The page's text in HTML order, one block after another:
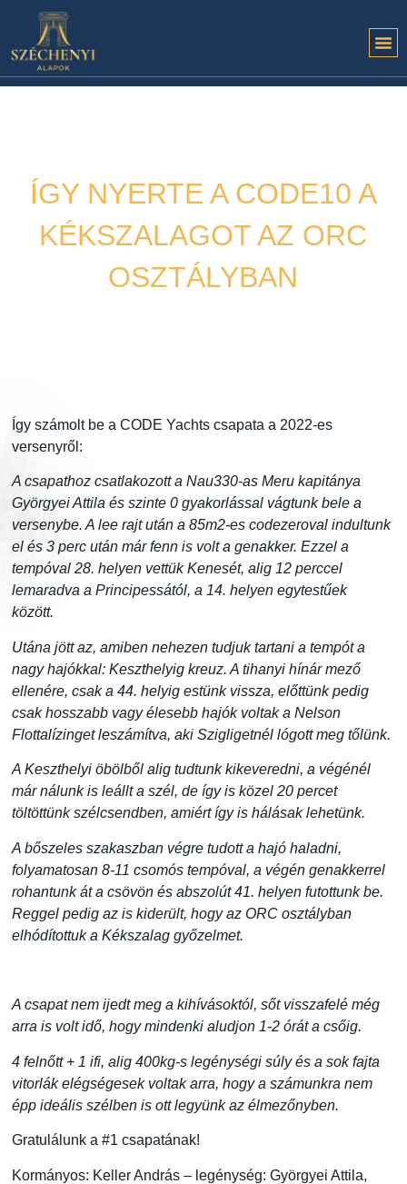
ÍGY NYERTE A CODE10 A
KÉKSZALAGOT AZ ORC
OSZTÁLYBAN
Így számolt be a CODE Yachts csapata a 2022-es
versenyről:
A csapathoz csatlakozott a Nau330-as Meru kapitánya
Györgyei Attila és szinte 0 gyakorlással vágtunk bele a
versenybe. A lee rajt után a 85m2-es codezeroval indultunk
el és 3 perc után már fenn is volt a genakker. Ezzel a
tempóval 28. helyen vettük Kenesét, alig 12 perccel
lemaradva a Principessától, a 14. helyen egytestűek
között.
Utána jött az, amiben nehezen tudjuk tartani a tempót a
nagy hajókkal: Keszthelyig kreuz. A tihanyi hínár mező
ellenére, csak a 44. helyig estünk vissza, előttünk pedig
csak hosszabb vagy élesebb hajók voltak a Nelson
Flottalízinget leszámítva, aki Szigligetnél lógott meg tőlünk.
A Keszthelyi öbölből alig tudtunk kikeveredni, a végénél
már nálunk is leállt a szél, de így is közel 20 percet
töltöttünk szélcsendben, amiért így is hálásak lehetünk.
A bőszeles szakaszban végre tudott a hajó haladni,
folyamatosan 8-11 csomós tempóval, a végén genakkerrel
rohantunk át a csövön és abszolút 41. helyen futottunk be.
Reggel pedig az is kiderült, hogy az ORC osztályban
elhódítottuk a Kékszalag győzelmet.
A csapat nem ijedt meg a kihívásoktól, sőt visszafelé még
arra is volt idő, hogy mindenki aludjon 1-2 órát a csőig.
4 felnőtt + 1 ifi, alig 400kg-s legénységi súly és a sok fajta
vitorlák elégségesek voltak arra, hogy a számunkra nem
épp ideális szélben is ott legyünk az élmezőnyben.
Gratulálunk a #1 csapatának!
Kormányos: Keller András – legénység: Györgyei Attila,